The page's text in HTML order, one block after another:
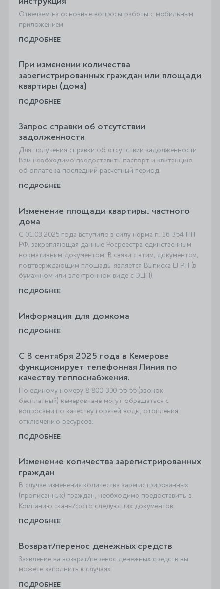
Отвечаем на основные вопросы работы с мобильным
приложением
ПОДРОБНЕЕ
При изменении количества
зарегистрированных граждан или площади
квартиры (дома)
ПОДРОБНЕЕ
Запрос справки об отсутствии
задолженности
Для получения справки об отсутствии задолженности
Вам необходимо предоставить паспорт и квитанцию
об оплате за последний расчётный период.
ПОДРОБНЕЕ
Изменение площади квартиры, частного
дома
С 01.03.2025 года вступило в силу норма п. 36 354 ПП
РФ, закрепляющая данные Росреестра единственным
нормативным документом. В связи с этим, документом,
подтверждающим площадь, является Выписка ЕГРН (в
бумажном или электронном виде с ЭЦП).
ПОДРОБНЕЕ
Информация для домкома
ПОДРОБНЕЕ
С 8 сентября 2025 года в Кемерове
функционирует телефонная Линия по
качеству теплоснабжения.
По единому номеру 8 800 300 55 55 (звонок
бесплатный) кемеровчане могут обращаться с
вопросами по качеству горячей воды, отопления,
отключению ресурсов.
ПОДРОБНЕЕ
Изменение количества зарегистрированных
граждан
В случае изменения количества зарегистрированных
(прописанных) граждан, необходимо предоставить в
Компанию сканы/фото следующих документов:
ПОДРОБНЕЕ
Возврат/перенос денежных средств
Заявление на возврат/перенос денежных средств вы
можете заполнить в случаях:
ПОДРОБНЕЕ